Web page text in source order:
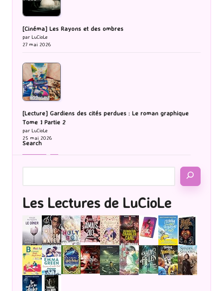
[Cinéma] Les Rayons et des ombres
par LuCioLe
27 mai 2026
[Lecture] Gardiens des cités perdues : Le roman graphique
Tome 1 Partie 2
par LuCioLe
25 mai 2026
Search
Les Lectures de LuCioLe